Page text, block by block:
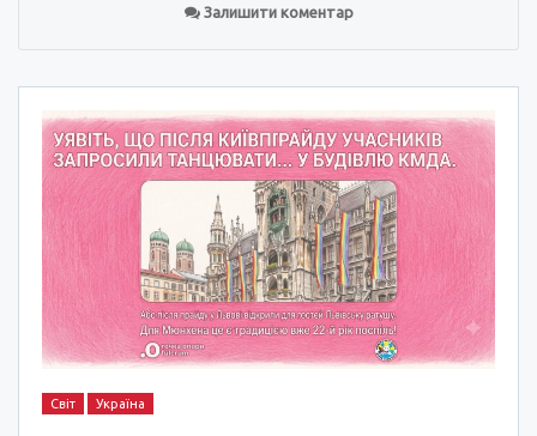
Залишити коментар
Світ Україна